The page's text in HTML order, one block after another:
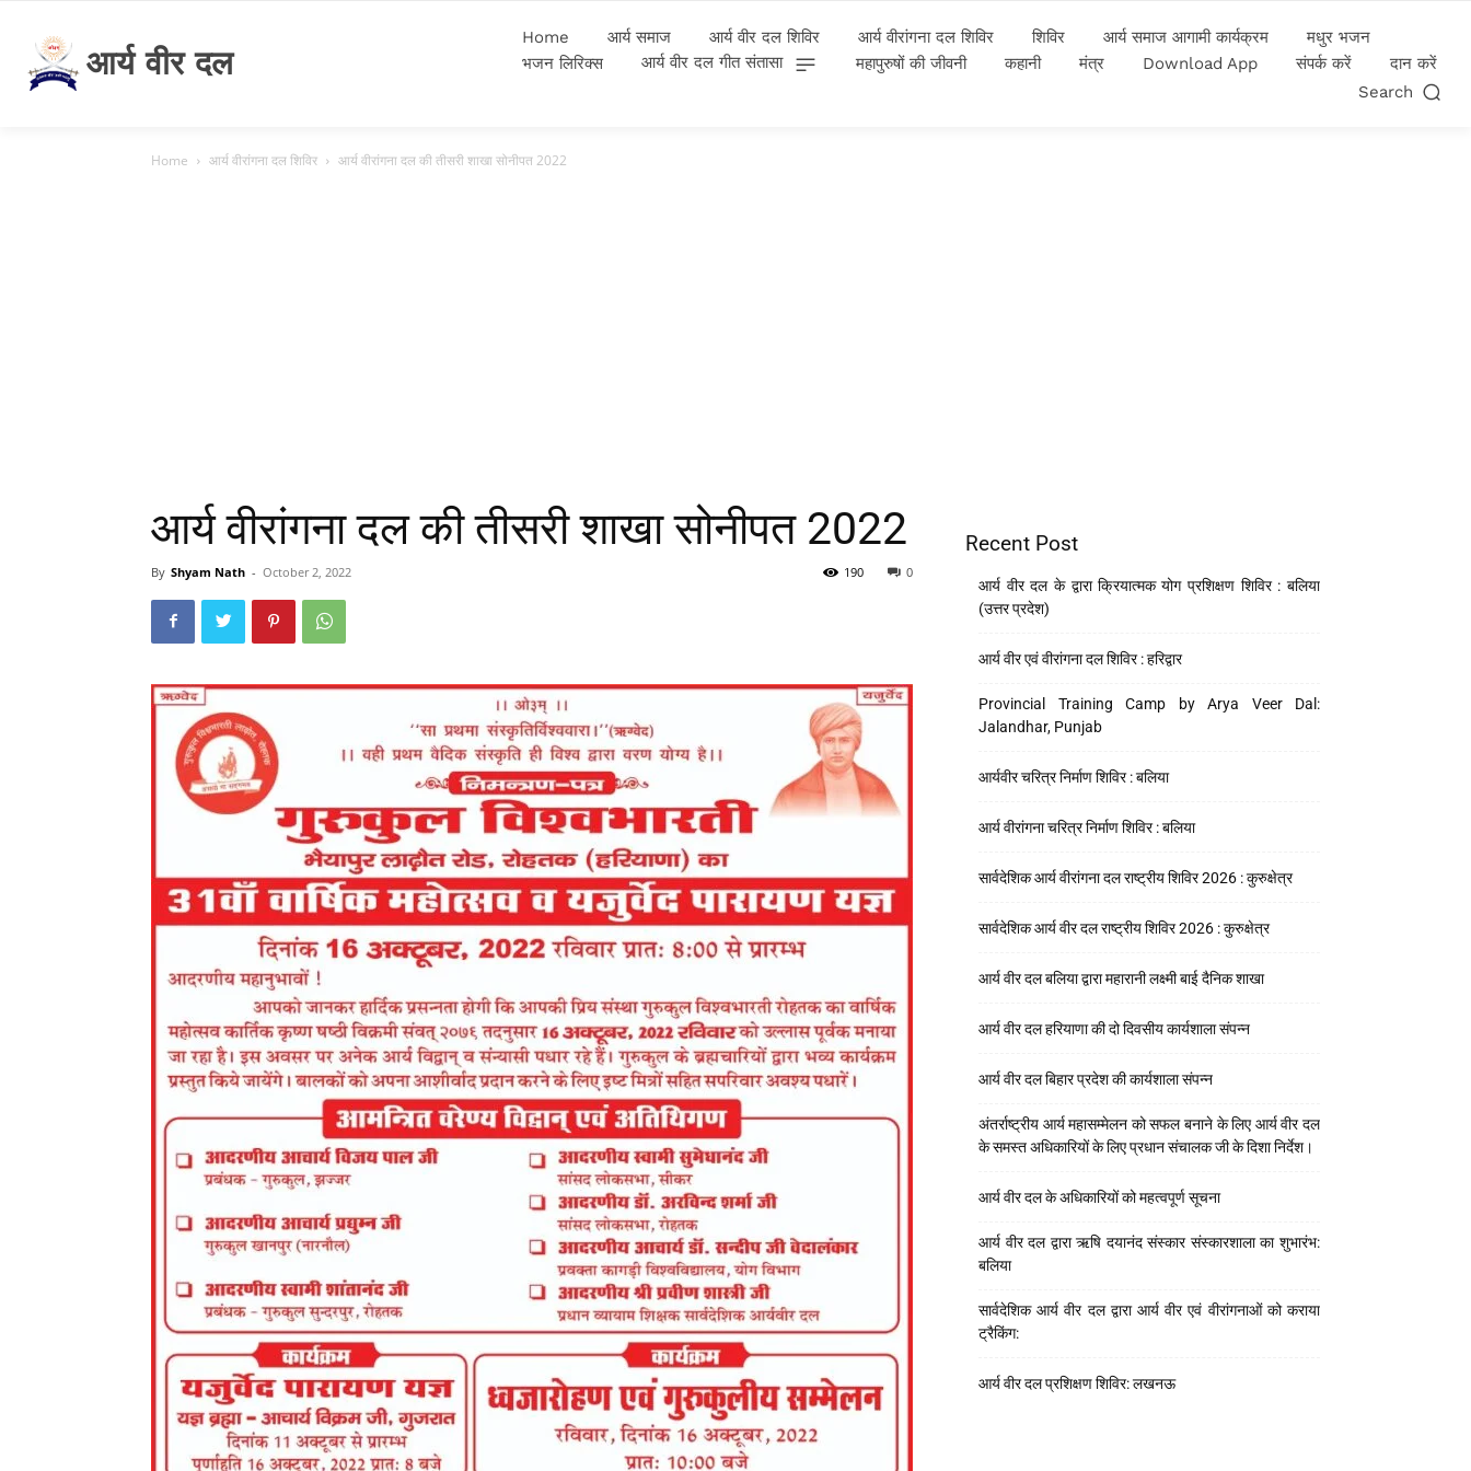
आर्य वीर दल
Home आर्य समाज आर्य वीर दल शिविर आर्य वीरांगना दल शिविर शिविर आर्य समाज आगामी कार्यक्रम
मधुर भजन
भजन लिरिक्स
आर्य वीर दल गीत संतासा महापुरुषों की जीवनी कहानी मंत्र Download App संपर्क करें
दान करें
Search
Home आर्य वीरांगना दल शिविर आर्य वीरांगना दल की तीसरी शाखा सोनीपत 2022
आर्य वीरांगना दल की तीसरी शाखा सोनीपत 2022
By Shyam Nath - October 2, 2022 0
190
Recent Post
आर्य वीर दल के द्वारा क्रियात्मक योग प्रशिक्षण शिविर : बलिया
(उत्तर प्रदेश)
आर्य वीर एवं वीरांगना दल शिविर : हरिद्वार
Provincial Training Camp by Arya Veer Dal:
Jalandhar, Punjab
आर्यवीर चरित्र निर्माण शिविर : बलिया
आर्य वीरांगना चरित्र निर्माण शिविर : बलिया
सार्वदेशिक आर्य वीरांगना दल राष्ट्रीय शिविर 2026 : कुरुक्षेत्र
सार्वदेशिक आर्य वीर दल राष्ट्रीय शिविर 2026 : कुरुक्षेत्र
आर्य वीर दल बलिया द्वारा महारानी लक्ष्मी बाई दैनिक शाखा
आर्य वीर दल हरियाणा की दो दिवसीय कार्यशाला संपन्न
आर्य वीर दल बिहार प्रदेश की कार्यशाला संपन्न
अंतर्राष्ट्रीय आर्य महासम्मेलन को सफल बनाने के लिए आर्य वीर दल
के समस्त अधिकारियों के लिए प्रधान संचालक जी के दिशा निर्देश।
आर्य वीर दल के अधिकारियों को महत्वपूर्ण सूचना
आर्य वीर दल द्वारा ऋषि दयानंद संस्कार संस्कारशाला का शुभारंभ:
बलिया
सार्वदेशिक आर्य वीर दल द्वारा आर्य वीर एवं वीरांगनाओं को कराया
ट्रैकिंग:
आर्य वीर दल प्रशिक्षण शिविर: लखनऊ